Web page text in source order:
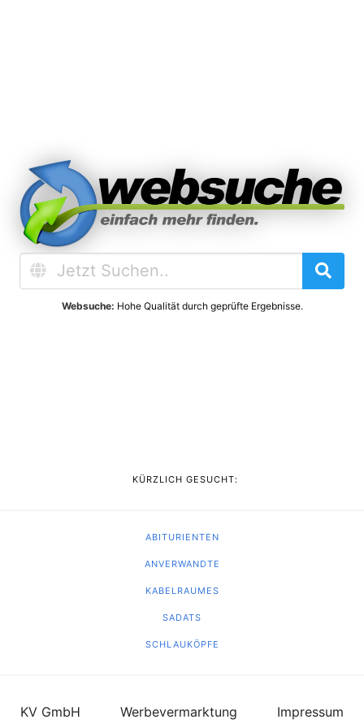
Websuche: Hohe Qualität durch geprüfte Ergebnisse.
KÜRZLICH GESUCHT:
ABITURIENTEN
ANVERWANDTE
KABELRAUMES
SADATS
SCHLAUKÖPFE
KV GmbH Werbevermarktung Impressum